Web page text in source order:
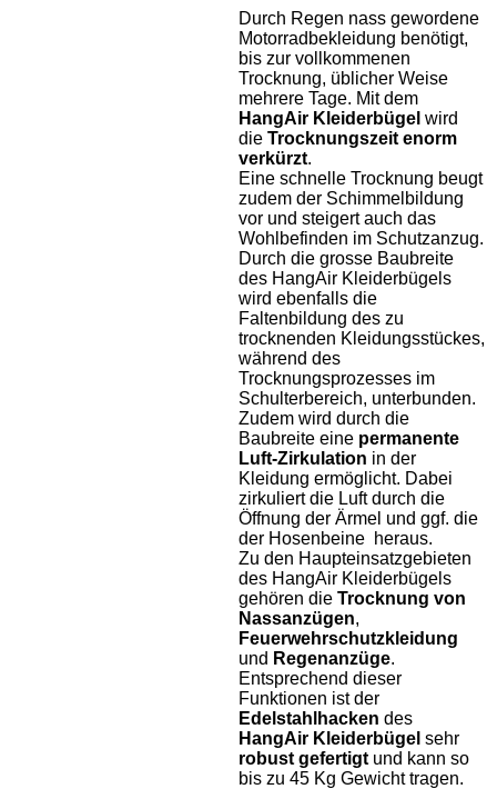
Durch Regen nass gewordene
Motorradbekleidung benötigt,
bis zur vollkommenen
Trocknung, üblicher Weise
mehrere Tage. Mit dem
HangAir Kleiderbügel wird
die Trocknungszeit enorm
verkürzt.
Eine schnelle Trocknung beugt
zudem der Schimmelbildung
vor und steigert auch das
Wohlbefinden im Schutzanzug.
Durch die grosse Baubreite
des HangAir Kleiderbügels
wird ebenfalls die
Faltenbildung des zu
trocknenden Kleidungsstückes,
während des
Trocknungsprozesses im
Schulterbereich, unterbunden.
Zudem wird durch die
Baubreite eine permanente
Luft-Zirkulation in der
Kleidung ermöglicht. Dabei
zirkuliert die Luft durch die
Öffnung der Ärmel und ggf. die
der Hosenbeine heraus.
Zu den Haupteinsatzgebieten
des HangAir Kleiderbügels
gehören die Trocknung von
Nassanzügen,
Feuerwehrschutzkleidung
und Regenanzüge.
Entsprechend dieser
Funktionen ist der
Edelstahlhacken des
HangAir Kleiderbügel sehr
robust gefertigt und kann so
bis zu 45 Kg Gewicht tragen.